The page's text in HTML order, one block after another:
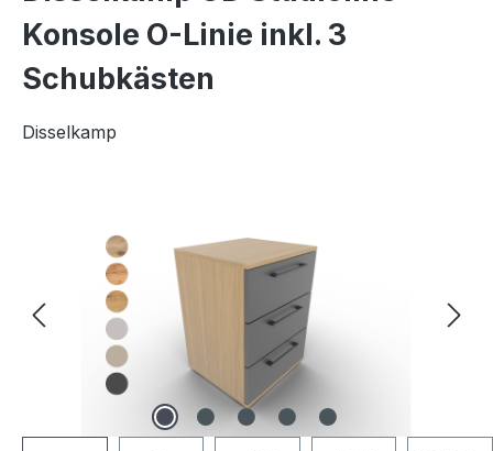
Konsole O-Linie inkl. 3
Schubkästen
Disselkamp